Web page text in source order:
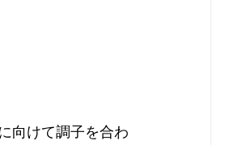
向けて調子を合わ